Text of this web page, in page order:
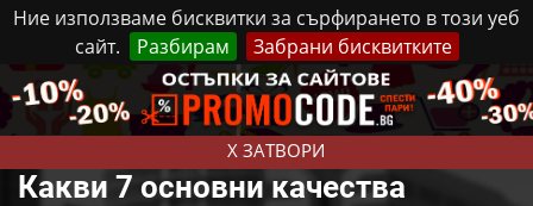
Ние използваме бисквитки за сърфирането в този уеб
сайт.
Разбирам Забрани бисквитките
X ЗАТВОРИ
Понеделник, 10 Август, 2026 Реклама Контакти
Какви 7 основни качества